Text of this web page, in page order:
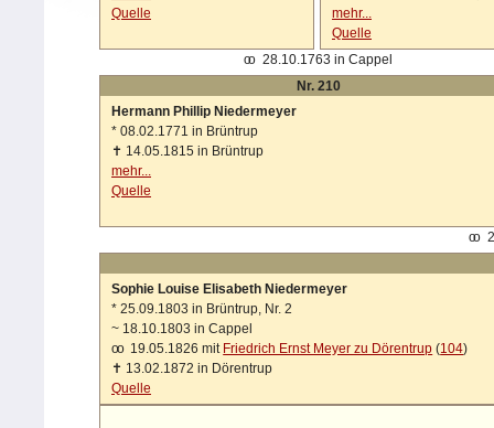
Quelle
mehr...
Quelle
oo 28.10.1763 in Cappel
Nr. 210
Hermann Phillip Niedermeyer
* 08.02.1771 in Brüntrup
✝ 14.05.1815 in Brüntrup
mehr...
Quelle
oo
Sophie Louise Elisabeth Niedermeyer
* 25.09.1803 in Brüntrup, Nr. 2
~ 18.10.1803 in Cappel
oo
19.05.1826 mit Friedrich Ernst Meyer zu Dörentrup (104)
✝ 13.02.1872 in Dörentrup
Quelle